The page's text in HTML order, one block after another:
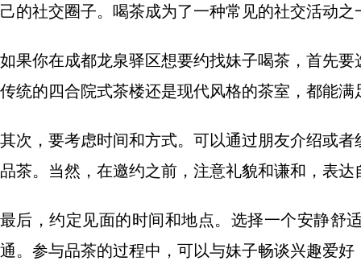
己的社交圈子。喝茶成为了一种常见的社交活动
如果你在成都龙泉驿区想要约找妹子喝茶，首先
传统的四合院式茶楼还是现代风格的茶室，都能满
其次，要考虑时间和方式。可以通过朋友介绍或
品茶。当然，在邀约之前，注意礼貌和谦和，表
最后，约定见面的时间和地点。选择一个安静舒
通。参与品茶的过程中，可以与妹子畅谈兴趣爱